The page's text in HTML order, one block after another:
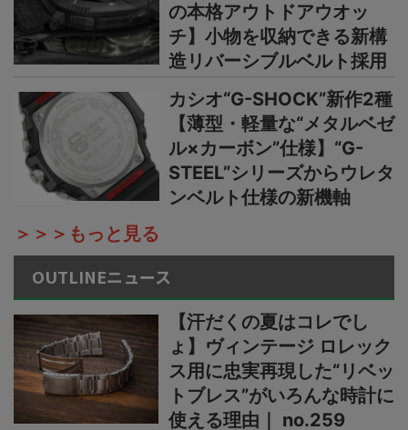
の本格アウトドアウオッ
チ】小物を収納できる新構
造リバーシブルベルト採用
カシオ“G-SHOCK”新作2種
【薄型・軽量な“メタルベゼ
ル×カーボン”仕様】“G-
STEEL”シリーズからウレタ
ンベルト仕様の新機軸
＞＞＞もっと見る
OUTLINEニュース
【汗だくの夏はコレでし
ょ】ヴィンテージ ロレック
ス用に忠実再現した“リベッ
トブレス”がいろんな時計に
使える理由｜ no.259